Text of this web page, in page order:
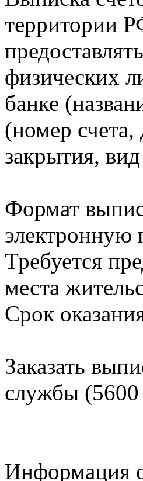
территории
физических
банке
(номер счета,
закрытия,
Формат
электронную
Требуется
места
Срок
Заказать
службы (5600
Информация